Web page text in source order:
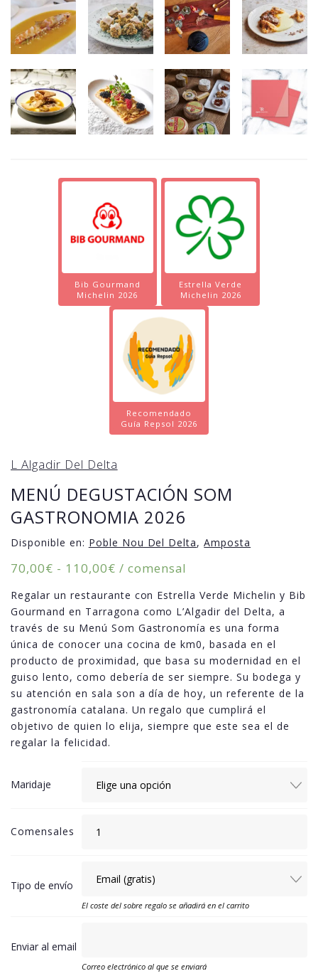
Bib Gourmand
Michelin 2026
Estrella Verde
Michelin 2026
Recomendado
Guía Repsol 2026
L Algadir Del Delta
MENÚ DEGUSTACIÓN SOM
GASTRONOMIA 2026
Disponible en: Poble Nou Del Delta,Amposta
70,00€ - 110,00€Rango
precios:
desde
70,00€
hasta
110,00€
/ comensal
Regalar un restaurante con Estrella Verde Michelin y Bib
Gourmand en Tarragona como L’Algadir del Delta, a
través de su Menú Som Gastronomía es una forma
única de conocer una cocina de km0, basada en el
producto de proximidad, que basa su modernidad en el
guiso lento, como debería de ser siempre. Su bodega y
su atención en sala son a día de hoy, un referente de la
gastronomía catalana. Un regalo que cumplirá el
objetivo de quien lo elija, siempre que este sea el de
regalar la felicidad.
Maridaje
Comensales
Tipo de envío
El coste del sobre regalo se añadirá en el carrito
Enviar al email
Correo electrónico al que se enviará